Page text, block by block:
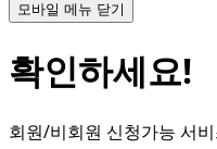
모바일 메뉴 닫기
확인하세요!
회원/비회원 신청가능 서